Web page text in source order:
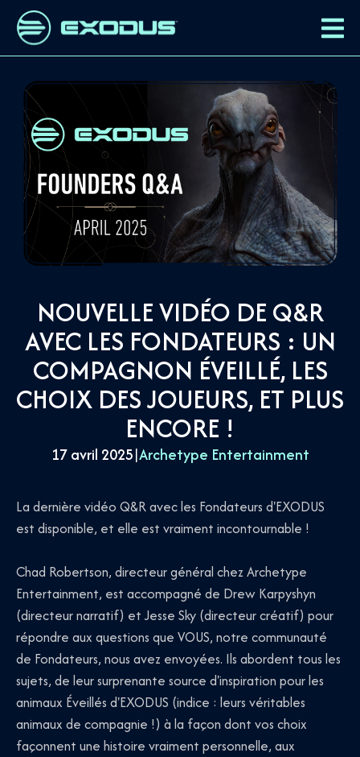
NOUVELLE VIDÉO DE Q&R
AVEC LES FONDATEURS : UN
COMPAGNON ÉVEILLÉ, LES
CHOIX DES JOUEURS, ET PLUS
ENCORE !
17 avril 2025|Archetype Entertainment
La dernière vidéo Q&R avec les Fondateurs d'EXODUS
est disponible, et elle est vraiment incontournable !
Chad Robertson, directeur général chez Archetype
Entertainment, est accompagné de Drew Karpyshyn
(directeur narratif) et Jesse Sky (directeur créatif) pour
répondre aux questions que VOUS, notre communauté
de Fondateurs, nous avez envoyées. Ils abordent tous les
sujets, de leur surprenante source d'inspiration pour les
animaux Éveillés d'EXODUS (indice : leurs véritables
animaux de compagnie !) à la façon dont vos choix
façonnent une histoire vraiment personnelle, aux